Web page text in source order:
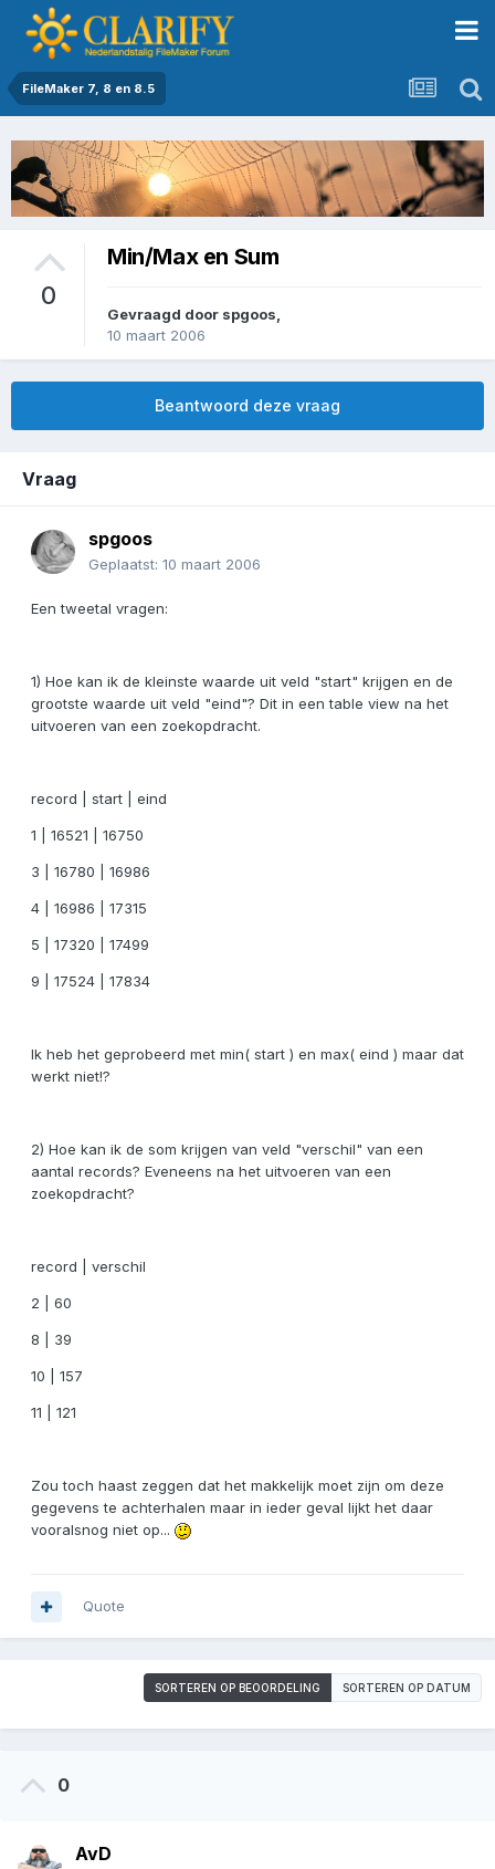
FileMaker 7, 8 en 8.5
0
Min/Max en Sum
Gevraagd door spgoos
10 maart 2006
Beantwoord deze vraag
Vraag
spgoos
Geplaatst: 10 maart 2006
Een tweetal vragen:
1) Hoe kan ik de kleinste waarde uit veld "start" krijgen en de
grootste waarde uit veld "eind"? Dit in een table view na het
uitvoeren van een zoekopdracht.
record | start | eind
1 | 16521 | 16750
3 | 16780 | 16986
4 | 16986 | 17315
5 | 17320 | 17499
9 | 17524 | 17834
Ik heb het geprobeerd met min( start ) en max( eind ) maar dat
werkt niet!?
2) Hoe kan ik de som krijgen van veld "verschil" van een
aantal records? Eveneens na het uitvoeren van een
zoekopdracht?
record | verschil
2 | 60
8 | 39
10 | 157
11 | 121
Zou toch haast zeggen dat het makkelijk moet zijn om deze
gegevens te achterhalen maar in ieder geval lijkt het daar
vooralsnog niet op...
Quote
SORTEREN OP BEOORDELING SORTEREN OP DATUM
0
AvD